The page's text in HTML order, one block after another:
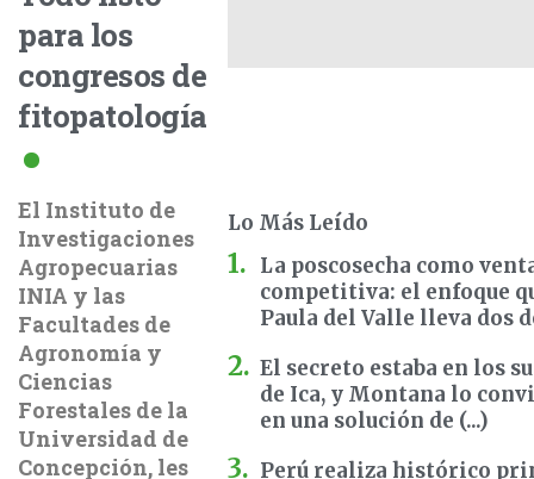
para los
congresos de
fitopatología
El Instituto de
Investigaciones
Agropecuarias
INIA y las
Facultades de
Agronomía y
Ciencias
Forestales de la
Universidad de
Concepción, les
Lo Más Leído
La poscosecha como
competitiva: el enfoque
Paula del Valle lleva dos
El secreto estaba en los
de Ica, y Montana lo
en una solución de (...)
Perú realiza histórico